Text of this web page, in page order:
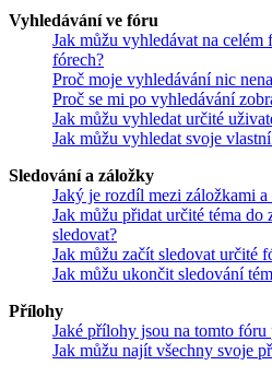
Vyhledávání ve fóru
Jak můžu vyhledávat na
fórech?
Proč moje vyhledávání nic
Proč se mi po vyhledávání
Jak můžu vyhledat určité
Jak můžu vyhledat svoje
Sledování a záložky
Jaký je rozdíl mezi záložkami a
Jak můžu přidat určité téma do
sledovat?
Jak můžu začít sledovat určité
Jak můžu ukončit sledování
Přílohy
Jaké přílohy jsou na tomto fóru
Jak můžu najít všechny svoje